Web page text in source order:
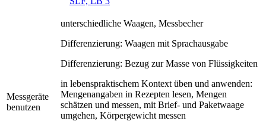
Messgeräte
benutzen
unterschiedliche Waagen, Messbecher
Differenzierung: Waagen mit Sprachausgabe
Differenzierung: Bezug zur Masse von Flüssigkeiten
in lebenspraktischem Kontext üben und anwenden:
Mengenangaben in Rezepten lesen, Mengen
schätzen und messen, mit Brief- und Paketwaage
umgehen, Körpergewicht messen